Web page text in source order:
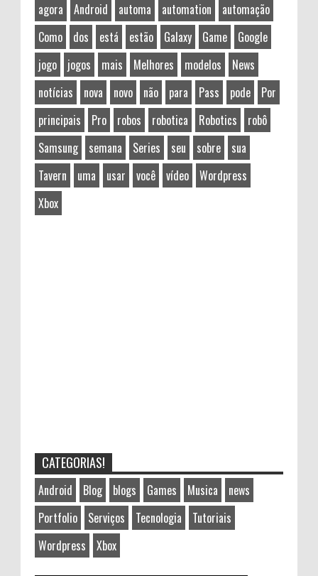
agora Android automa automation
automação
Como
dos está estão Galaxy Game
Google
jogo
jogos mais Melhores modelos
News
notícias
nova novo não para Pass pode
Por
principais
Pro robos robotica Robotics
robô
Samsung
semana Series seu sobre
sua
Tavern
uma usar você vídeo
Wordpress
Xbox
CATEGORIAS!
Android Blog blogs Games Musica
news
Portfolio
Serviços Tecnologia
Tutoriais
Wordpress
Xbox